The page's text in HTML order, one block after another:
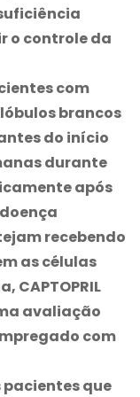
o controle da
com
brancos
do início
durante
após
recebendo
as células
CAPTOPRIL
avaliação
com
pacientes que